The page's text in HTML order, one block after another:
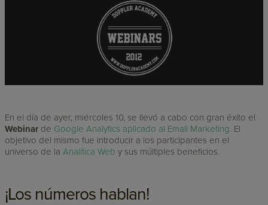
En el día de ayer, miércoles 10, se llevó a cabo con gran éxito el
Webinar de Google Analytics aplicado al Email Marketing. El
objetivo del mismo fue introducir a los participantes en el
universo de laAnalítica Web y sus múltiples beneficios.
¡Los números hablan!